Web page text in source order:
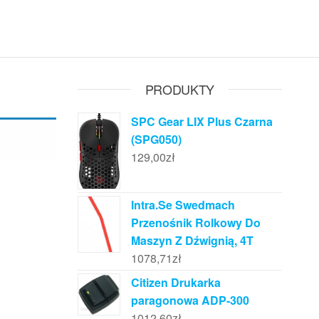
PRODUKTY
SPC Gear LIX Plus Czarna
(SPG050)
129,00zł
Intra.Se Swedmach
Przenośnik Rolkowy Do
Maszyn Z Dźwignią, 4T
1078,71zł
Citizen Drukarka
paragonowa ADP-300